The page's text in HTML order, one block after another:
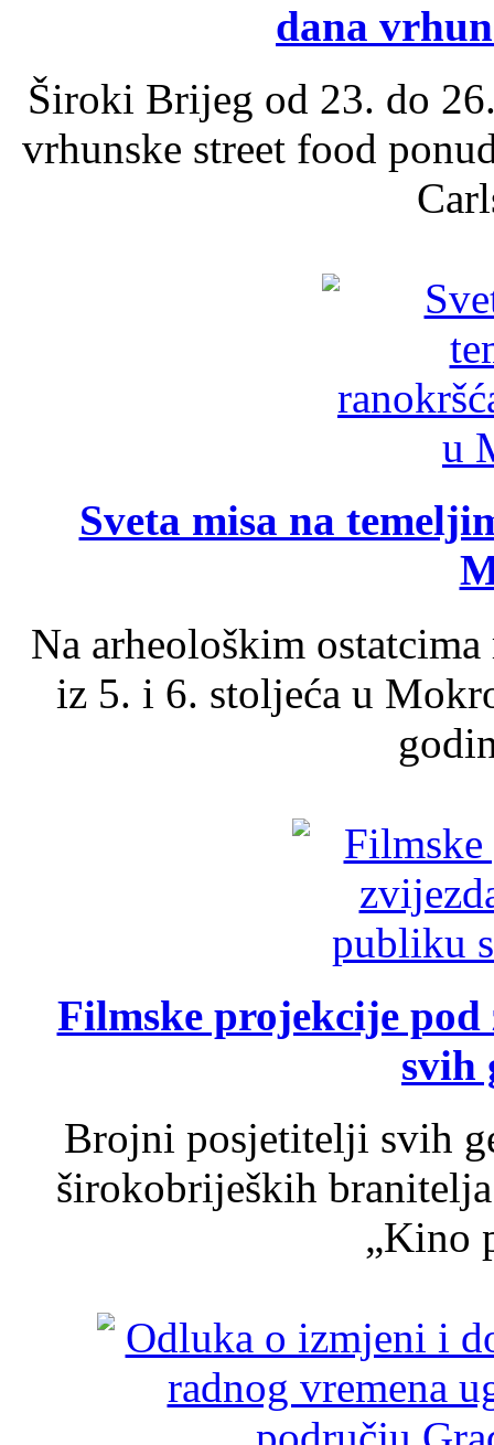
dana
Široki Brijeg od 23. do
vrhunske street food
Sveta misa na
Na arheološkim
iz 5. i 6. stoljeća u
Filmske projekcije
svih
Brojni posjetitelji svih
širokobrijeških
„Kino